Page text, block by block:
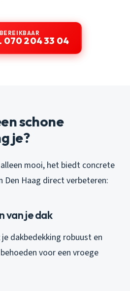
070 204 33 04
schone
je?
mooi, het biedt concrete
Den Haag direct verbeteren:
van je dak
dakbedekking robuust en
voor een vroege